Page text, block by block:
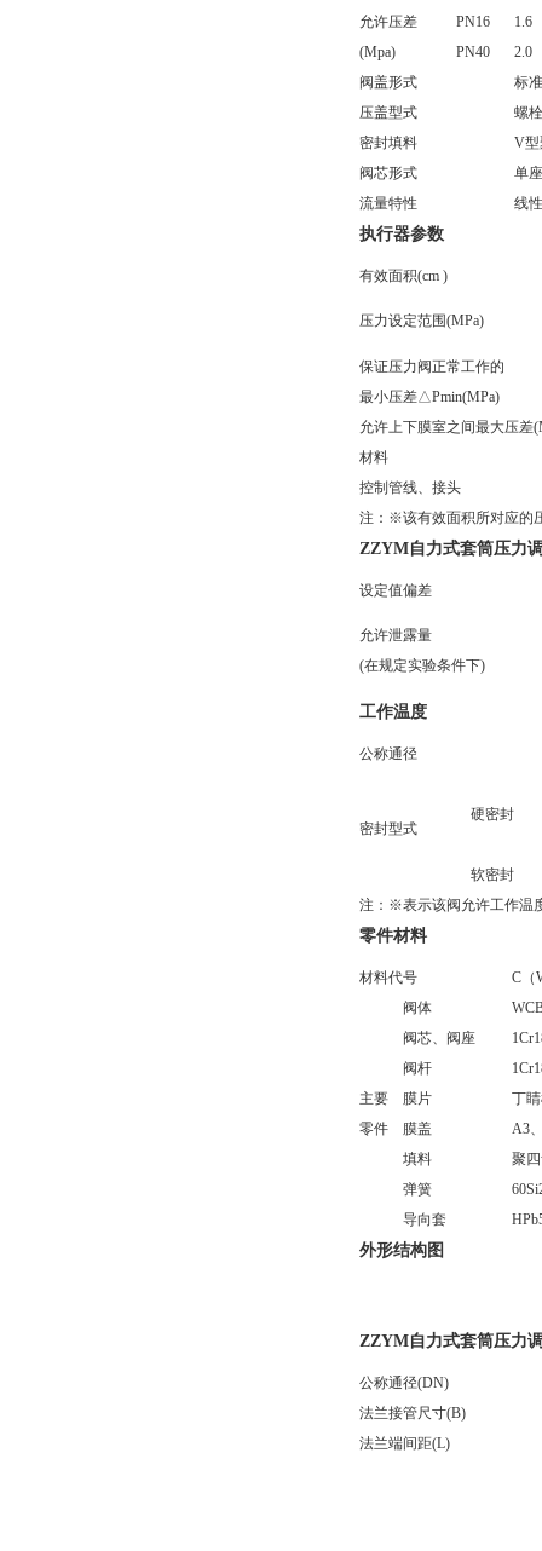
允许压差
(Mpa)
PN16
1.6
PN40
2.0
阀盖形式
标
压盖型式
螺
密封填料
V型
阀芯形式
单
流量特性
线性
执行器参数
有效面积(cm )
压力设定范围(MPa)
保证压力阀正常工作的
最小压差△Pmin(MPa)
允许上下膜室之间最大压差
材料
控制管线、接头
注：※该有效面积所对应的
ZZYM自力式套筒压力
设定值偏差
允许泄露量
(在规定实验条件下)
工作温度
公称通径
密封型式
硬密封
软密封
注：※表示该阀允许工作温
零件材料
材料代号 C（
主要
零件
阀体
阀芯、阀座
阀杆
膜片
丁
膜盖
A3
填料
聚
弹簧
导向套
外形结构图
ZZYM自力式套筒压力
公称通径(DN)
法兰接管尺寸(B)
法兰端间距(L)